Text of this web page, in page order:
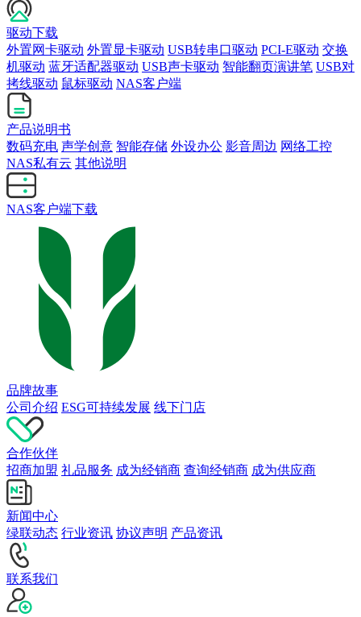
驱动下载
外置网卡驱动 外置显卡驱动 USB转串口驱动 PCI-E驱动 交换
机驱动 蓝牙适配器驱动 USB声卡驱动 智能翻页演讲笔 USB对
拷线驱动 鼠标驱动 NAS客户端
产品说明书
数码充电 声学创意 智能存储 外设办公 影音周边 网络工控
NAS私有云 其他说明
NAS客户端下载
品牌故事
公司介绍 ESG可持续发展 线下门店
合作伙伴
招商加盟 礼品服务 成为经销商 查询经销商 成为供应商
新闻中心
绿联动态 行业资讯 协议声明 产品资讯
联系我们